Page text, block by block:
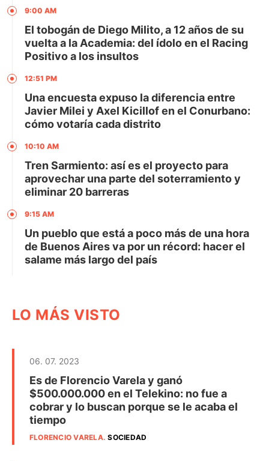
9:00 AM
El tobogán de Diego Milito, a 12 años de su
vuelta a la Academia: del ídolo en el Racing
Positivo a los insultos
12:51 PM
Una encuesta expuso la diferencia entre
Javier Milei y Axel Kicillof en el Conurbano:
cómo votaría cada distrito
10:10 AM
Tren Sarmiento: así es el proyecto para
aprovechar una parte del soterramiento y
eliminar 20 barreras
9:15 AM
Un pueblo que está a poco más de una hora
de Buenos Aires va por un récord: hacer el
salame más largo del país
LO MÁS VISTO
06. 07. 2023
Es de Florencio Varela y ganó
$500.000.000 en el Telekino: no fue a
cobrar y lo buscan porque se le acaba el
tiempo
FLORENCIO VARELA.SOCIEDAD